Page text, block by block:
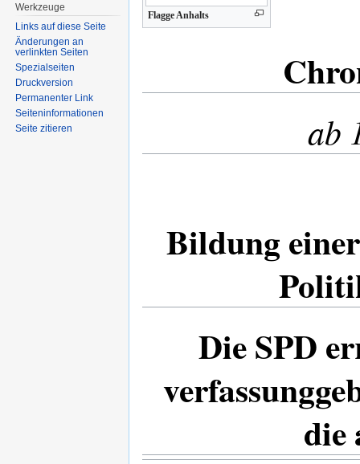
Flagge Anhalts
ab
Bildung
Die SPD
die
Werkzeuge
Links auf diese Seite
Änderungen an
verlinkten Seiten
Spezialseiten
Druckversion
Permanenter Link
Seiten­informationen
Seite zitieren